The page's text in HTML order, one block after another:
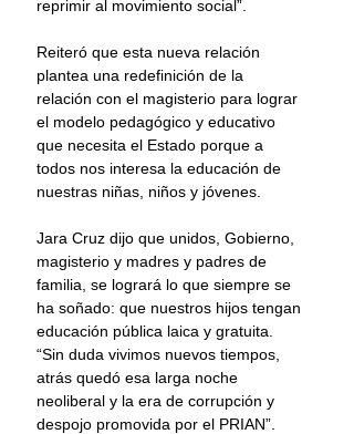
reprimir al movimiento social”.
Reiteró que esta nueva relación
plantea una redefinición de la
relación con el magisterio para lograr
el modelo pedagógico y educativo
que necesita el Estado porque a
todos nos interesa la educación de
nuestras niñas, niños y jóvenes.
Jara Cruz dijo que unidos, Gobierno,
magisterio y madres y padres de
familia, se logrará lo que siempre se
ha soñado: que nuestros hijos tengan
educación pública laica y gratuita.
“Sin duda vivimos nuevos tiempos,
atrás quedó esa larga noche
neoliberal y la era de corrupción y
despojo promovida por el PRIAN”.